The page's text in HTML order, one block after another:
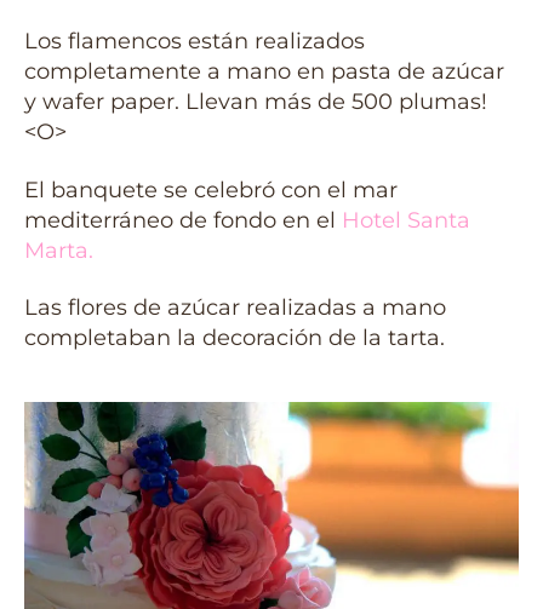
Los flamencos están realizados
completamente a mano en pasta de azúcar
y wafer paper. Llevan más de 500 plumas!
<O>
El banquete se celebró con el mar
mediterráneo de fondo en el Hotel Santa
Marta.
Las flores de azúcar realizadas a mano
completaban la decoración de la tarta.